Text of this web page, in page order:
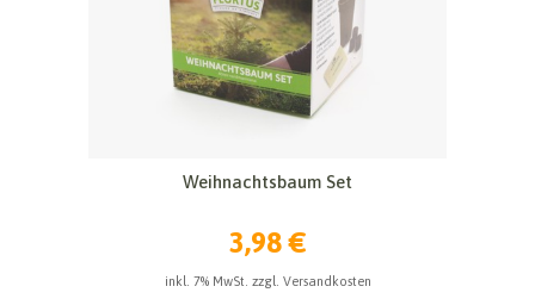
Weihnachtsbaum Set
3,98 €
inkl. 7% MwSt. zzgl. Versandkosten